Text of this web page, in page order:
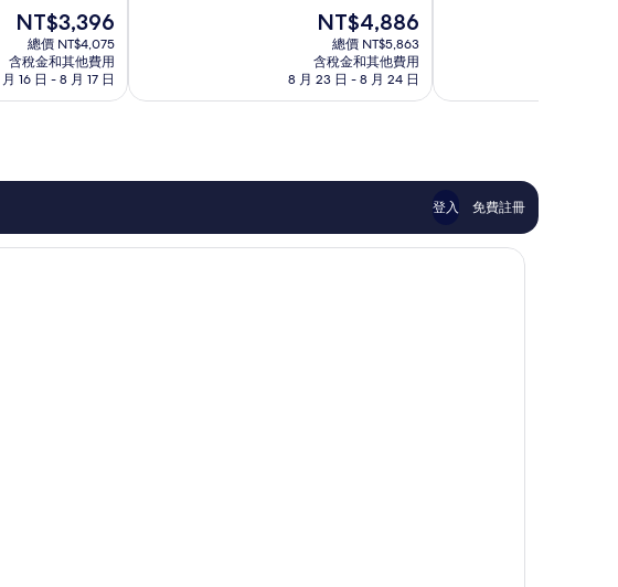
現
在
價
格
為
NT$3,396
總價 NT$4,075
含稅金和其他費用
16 日 - 8 月 17 日
伊
常
評
現
價
格
為
NT$4,886
總價 NT$5,863
含稅金和其他費用
8 月 23 日 - 8 月 24 日
論
登入 免費註冊